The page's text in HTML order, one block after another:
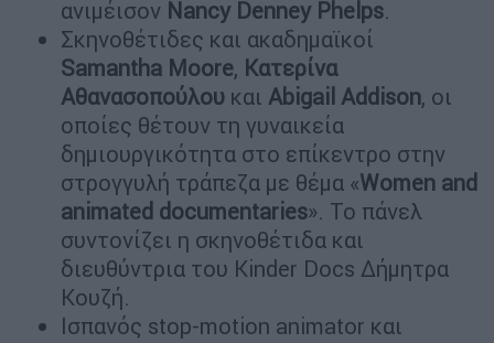
ανιμέισον Nancy Denney Phelps.
Σκηνοθέτιδες και ακαδημαϊκοί
Samantha Moore, Κατερίνα
Αθανασοπούλου και Abigail Addison, οι
οποίες θέτουν τη γυναικεία
δημιουργικότητα στο επίκεντρο στην
στρογγυλή τράπεζα με θέμα «Women and
animated documentaries». To πάνελ
συντονίζει η σκηνοθέτιδα και
διευθύντρια του Kinder Docs Δήμητρα
Κουζή.
Ισπανός stop-motion animator και